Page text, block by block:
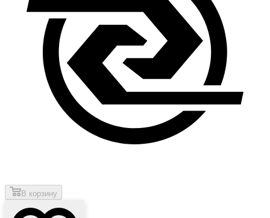
В корзину